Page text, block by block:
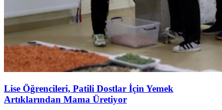
Lise Öğrencileri, Patili Dostlar İçin Yemek
Artıklarından Mama Üretiyor